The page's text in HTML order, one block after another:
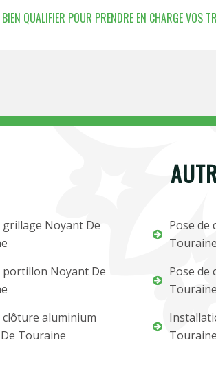
QUALIFIER POUR PRENDRE EN CHARGE VOS
grillage Noyant De
portillon Noyant De
clôture aluminium
Touraine
Pose de
Touraine
Pose de
Touraine
Touraine